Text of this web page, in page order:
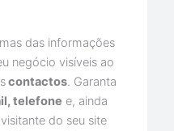
das informações
negócio visíveis ao
contactos. Garanta
telefone e, ainda
do seu site